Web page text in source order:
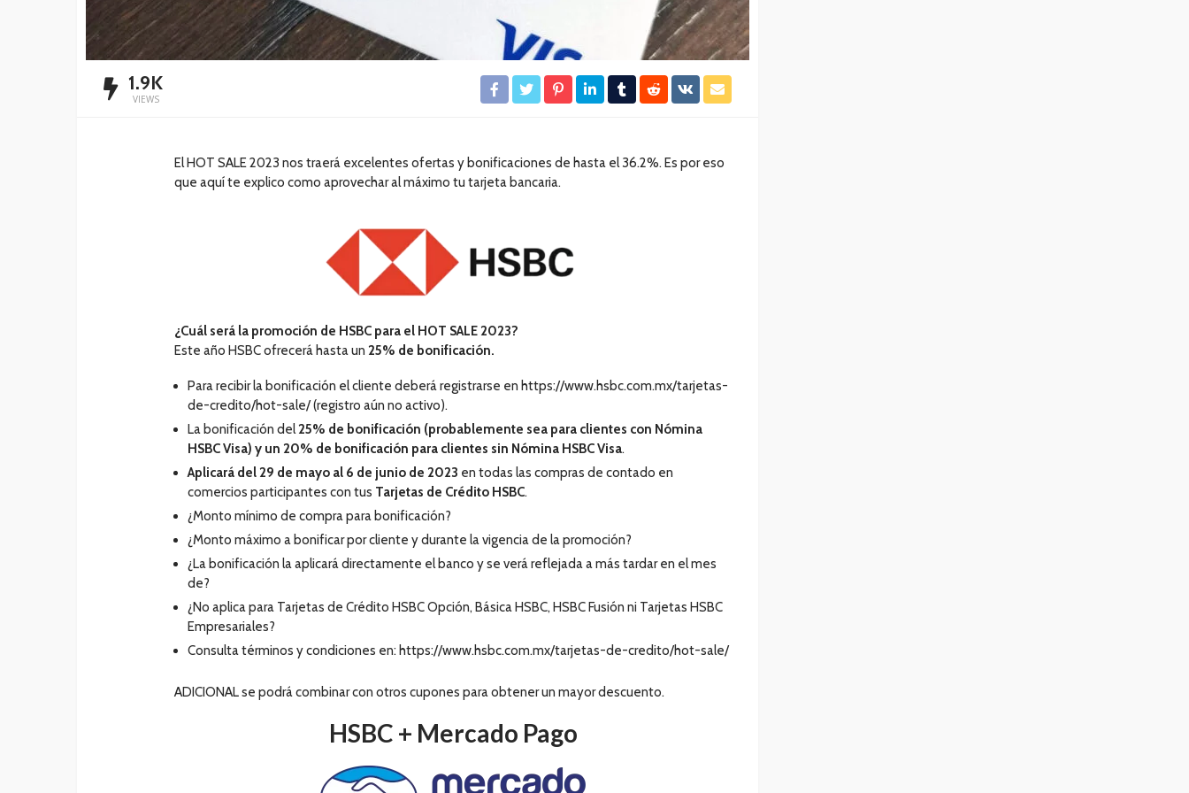
1.9K
VIEWS
El HOT SALE 2023 nos traerá excelentes ofertas y bonificaciones de hasta el 36.2%. Es por eso
que aquí te explico como aprovechar al máximo tu tarjeta bancaria.
¿Cuál será la promoción de HSBC para el HOT SALE 2023?
Este año HSBC ofrecerá hasta un 25% de bonificación.
Para recibir la bonificación el cliente deberá registrarse en https://www.hsbc.com.mx/tarjetas-
de-credito/hot-sale/ (registro aún no activo).
La bonificación del25% de bonificación (probablemente sea para clientes con Nómina
HSBC Visa) y un 20% de bonificación para clientes sin Nómina HSBC Visa.
Aplicará del 29 de mayo al 6 de junio de 2023 en todas las compras de contado en
comercios participantes con tus Tarjetas de Crédito HSBC.
¿Monto mínimo de compra para bonificación?
¿Monto máximo a bonificar por cliente y durante la vigencia de la promoción?
¿La bonificación la aplicará directamente el banco y se verá reflejada a más tardar en el mes
de?
¿No aplica para Tarjetas de Crédito HSBC Opción, Básica HSBC, HSBC Fusión ni Tarjetas HSBC
Empresariales?
Consulta términos y condiciones en: https://www.hsbc.com.mx/tarjetas-de-credito/hot-sale/
ADICIONAL se podrá combinar con otros cupones para obtener un mayor descuento.
HSBC + Mercado Pago